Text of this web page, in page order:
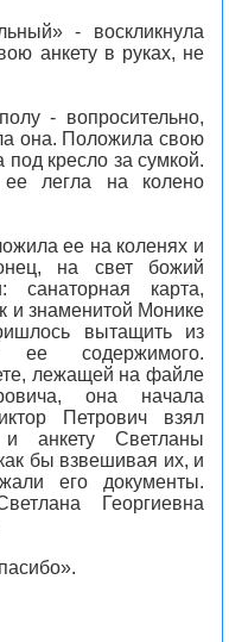
- воскликнула
анкету в руках, не
- вопросительно,
она. Положила свою
кресло за сумкой.
легла на колено
ее на коленях и
на свет божий
санаторная карта,
и знаменитой Монике
вытащить из
ее содержимого.
лежащей на файле
она начала
Петрович взял
и анкету Светланы
бы взвешивая их, и
его документы.
Георгиевна